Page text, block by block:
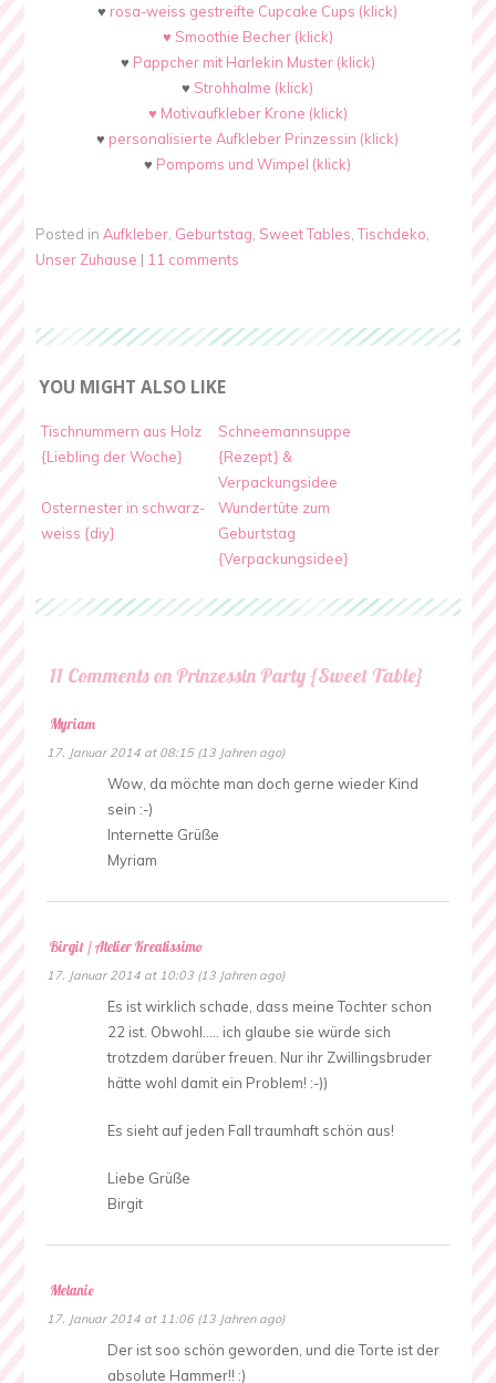
♥rosa-weiss gestreifte Cupcake Cups (klick)
♥ Smoothie Becher (klick)
♥ Pappcher mit Harlekin Muster (klick)
♥ Strohhalme (klick)
♥ Motivaufkleber Krone (klick)
♥personalisierte Aufkleber Prinzessin (klick)
♥ Pompoms und Wimpel (klick)
Posted inAufkleber Geburtstag Sweet Tables ,Tischdeko
Unser Zuhause | 11 comments
YOU MIGHT ALSO LIKE
Tischnummern aus Holz
{Liebling der Woche}
Schneemannsuppe
{Rezept} &
Verpackungsidee
Osternester in schwarz-
weiss {diy}
Wundertüte zum
Geburtstag
{Verpackungsidee}
11 Comments on Prinzessin Party {Sweet Table}
Myriam
17. Januar 2014 at 08:15 (13 Jahren ago)
Wow, da möchte man doch gerne wieder Kind
sein :-)
Internette Grüße
Myriam
Birgit / Atelier Kreatissimo
17. Januar 2014 at 10:03 (13 Jahren ago)
Es ist wirklich schade, dass meine Tochter schon
22 ist. Obwohl….. ich glaube sie würde sich
trotzdem darüber freuen. Nur ihr Zwillingsbruder
hätte wohl damit ein Problem! :-))
Es sieht auf jeden Fall traumhaft schön aus!
Liebe Grüße
Birgit
Melanie
17. Januar 2014 at 11:06 (13 Jahren ago)
Der ist soo schön geworden, und die Torte ist der
absolute Hammer!! :)